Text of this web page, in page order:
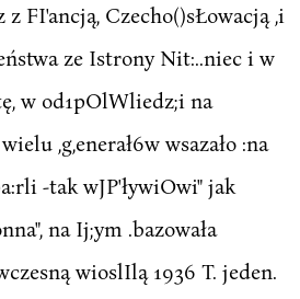
FI'ancją, Czecho()sŁowacją ,i
ze Istrony Nit:..niec i w
w od1pOlWliedz;i na
,g,enerał6w wsazało :na
-tak wJP'ływiOwi" jak
na Ij;ym .bazowała
wioslIlą 1936 T. jeden.